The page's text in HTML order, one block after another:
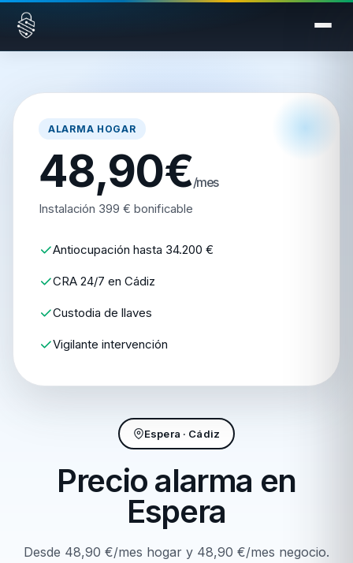
Saltar al contenido
Espera · Cádiz
Precio alarma en
Espera
Desde 48,90 €/mes hogar y 48,90 €/mes negocio.
ALARMA HOGAR
48,90€/mes
Instalación 399 € bonificable
Antiocupación hasta 34.200 €
CRA 24/7 en Cádiz
Custodia de llaves
Vigilante intervención